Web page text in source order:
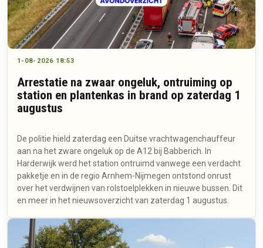
1-08-2026 18:53
Arrestatie na zwaar ongeluk, ontruiming op
station en plantenkas in brand op zaterdag 1
augustus
De politie hield zaterdag een Duitse vrachtwagenchauffeur
aan na het zware ongeluk op de A12 bij Babberich. In
Harderwijk werd het station ontruimd vanwege een verdacht
pakketje en in de regio Arnhem-Nijmegen ontstond onrust
over het verdwijnen van rolstoelplekken in nieuwe bussen. Dit
en meer in het nieuwsoverzicht van zaterdag 1 augustus.